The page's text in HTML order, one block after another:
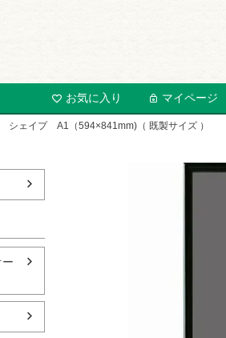
お気に入り マイページ
シェイプ A1（594×841mm)（ 既製サイズ ）